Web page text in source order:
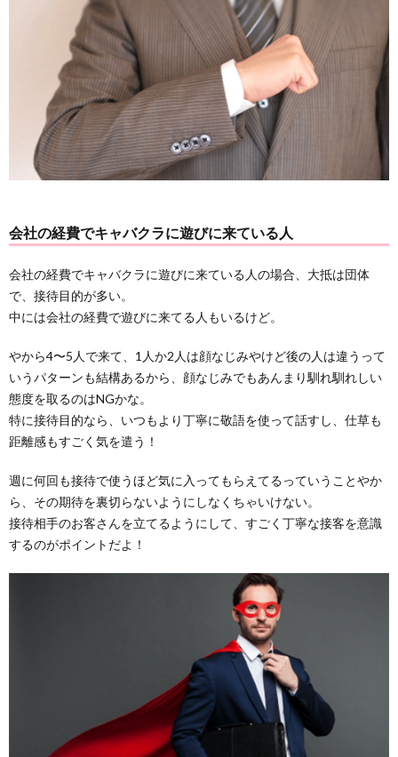
会社の経費でキャバクラに遊びに来ている人
会社の経費でキャバクラに遊びに来ている人の場合、大抵は団体
で、接待目的が多い。
中には会社の経費で遊びに来てる人もいるけど。
やから4〜5人で来て、1人か2人は顔なじみやけど後の人は違うって
いうパターンも結構あるから、顔なじみでもあんまり馴れ馴れしい
態度を取るのはNGかな。
特に接待目的なら、いつもより丁寧に敬語を使って話すし、仕草も
距離感もすごく気を遣う！
週に何回も接待で使うほど気に入ってもらえてるっていうことやか
ら、その期待を裏切らないようにしなくちゃいけない。
接待相手のお客さんを立てるようにして、すごく丁寧な接客を意識
するのがポイントだよ！